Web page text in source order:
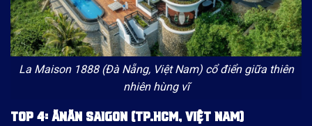
La Maison 1888 (Đà Nẵng, Việt Nam) cổ điển giữa thiên
nhiên hùng vĩ
TOP 4: ĂNĂN SAIGON (TP.HCM, VIỆT NAM)